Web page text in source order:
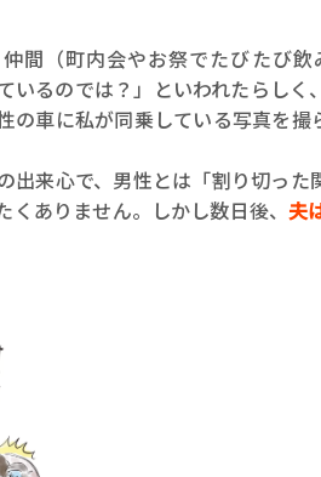
間（町内会やお祭でたびたび
いるのでは？」といわれたらし
の車に私が同乗している写真を
出来心で、男性とは「割り切った
くありません。しかし数日後、夫